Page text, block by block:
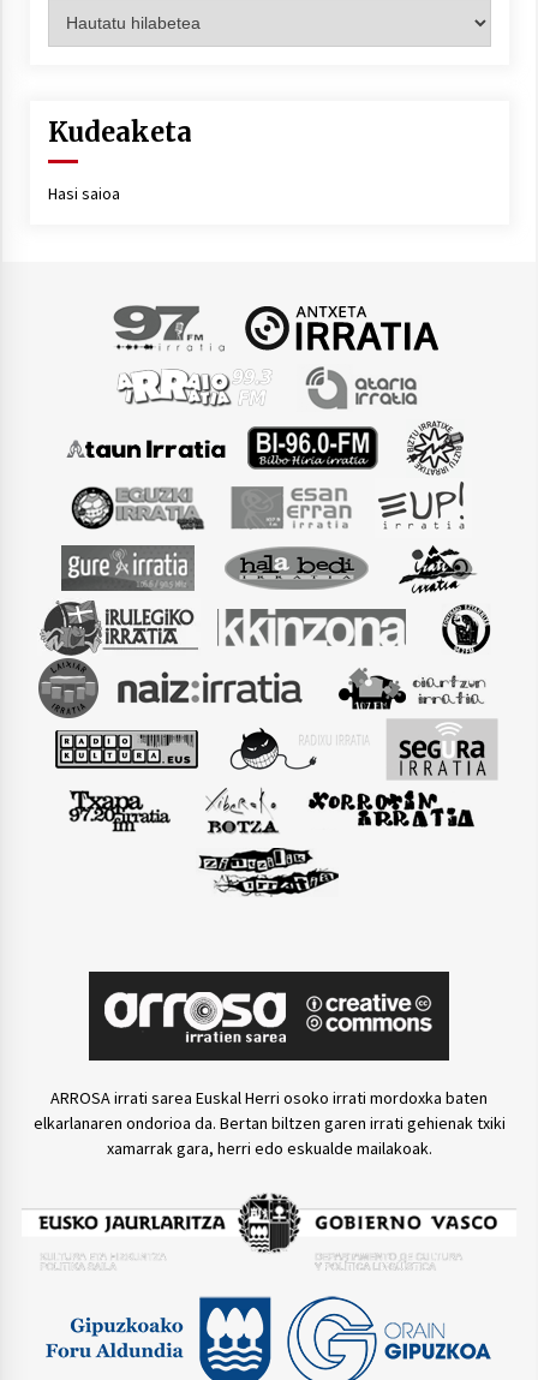
Kudeaketa
Hasi saioa
ARROSA irrati sarea Euskal Herri osoko irrati mordoxka baten
elkarlanaren ondorioa da. Bertan biltzen garen irrati gehienak txiki
xamarrak gara, herri edo eskualde mailakoak.